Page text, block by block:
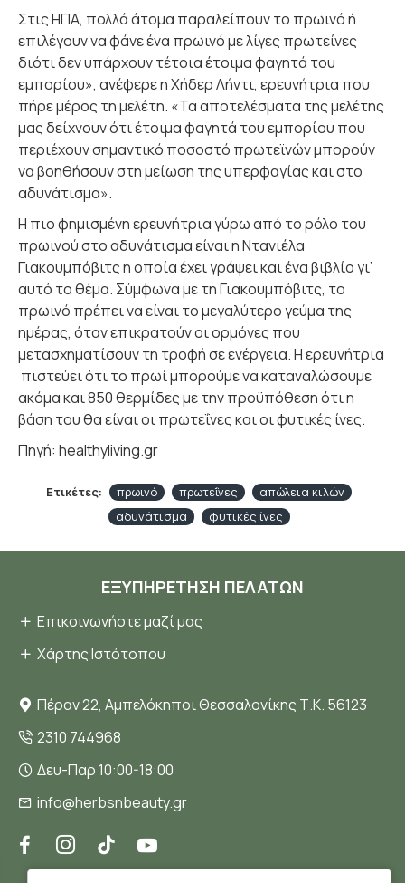
Στις ΗΠΑ, πολλά άτομα παραλείπουν το πρωινό ή
επιλέγουν να φάνε ένα πρωινό με λίγες πρωτείνες
διότι δεν υπάρχουν τέτοια έτοιμα φαγητά του
εμπορίου», ανέφερε η Χήδερ Λήντι, ερευνήτρια που
πήρε μέρος τη μελέτη. «Τα αποτελέσματα της μελέτης
μας δείχνουν ότι έτοιμα φαγητά του εμπορίου που
περιέχουν σημαντικό ποσοστό πρωτεϊνών μπορούν
να βοηθήσουν στη μείωση της υπερφαγίας και στο
αδυνάτισμα».
Η πιο φημισμένη ερευνήτρια γύρω από το ρόλο του
πρωινού στο αδυνάτισμα είναι η Ντανιέλα
Γιακουμπόβιτς η οποία έχει γράψει και ένα βιβλίο γι’
αυτό το θέμα. Σύμφωνα με τη Γιακουμπόβιτς, το
πρωινό πρέπει να είναι το μεγαλύτερο γεύμα της
ημέρας, όταν επικρατούν οι ορμόνες που
μετασχηματίσουν τη τροφή σε ενέργεια. Η ερευνήτρια
πιστεύει ότι το πρωί μπορούμε να καταναλώσουμε
ακόμα και 850 θερμίδες με την προϋπόθεση ότι η
βάση του θα είναι οι πρωτεΐνες και οι φυτικές ίνες.
Πηγή: healthyliving.gr
Ετικέτες: πρωινό πρωτεΐνες
απώλεια κιλών
αδυνάτισμα
φυτικές ίνες
ΕΞΥΠΗΡΈΤΗΣΗ ΠΕΛΑΤΏΝ
Επικοινωνήστε μαζί μας
Χάρτης Ιστότοπου
Πέραν 22, Αμπελόκηποι Θεσσαλονίκης Τ.Κ. 56123
2310 744968
Δευ-Παρ 10:00-18:00
info@herbsnbeauty.gr